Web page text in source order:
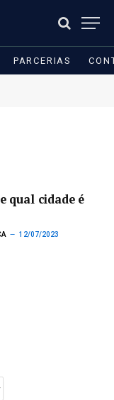
PARCERIAS
qual cidade é
12/07/2023